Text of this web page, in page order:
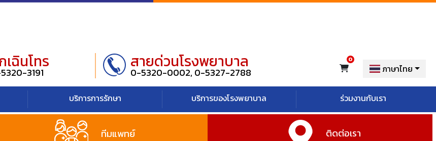
เฉินโทร
3191
สายด่วนโรงพยาบาล
0-5320-0002, 0-5327-2788 ภาษาไทย
บริการการรักษา บริการของโรงพยาบาล ร่วมงานกับเรา
ทีมแพทย์ ติดต่อเรา